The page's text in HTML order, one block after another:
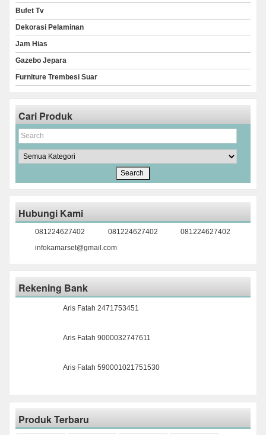
Bufet Tv
Dekorasi Pelaminan
Jam Hias
Gazebo Jepara
Furniture Trembesi Suar
Cari Produk
Hubungi Kami
081224627402 081224627402
081224627402
infokamarset@gmail.com
Rekening Bank
Aris Fatah 2471753451
Aris Fatah 9000032747611
Aris Fatah 590001021751530
Produk Terbaru